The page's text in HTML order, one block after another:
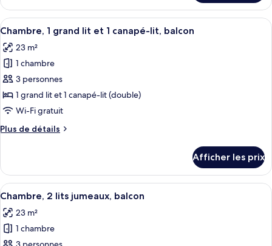
grand
lit,
balcon
Chambre,
grand
balcon
Afficher
toutes
les
photos
pour
ce
type
chambre :
grand
lit
et
1
canapé-
Une chambre d’hôtel avec deux
9
Chambre, 1 grand lit et 1 canapé-lit, balcon
23 m²
1 chambre
3 personnes
1 grand lit et 1 canapé-lit (double)
Wi-Fi gratuit
Plus de détails
Plus
Chambre,
grand
et
Afficher les prix
Afficher
toutes
les
photos
Une chambre d’hôtel moderne
9
Chambre, 2 lits jumeaux, balcon
23 m²
1 chambre